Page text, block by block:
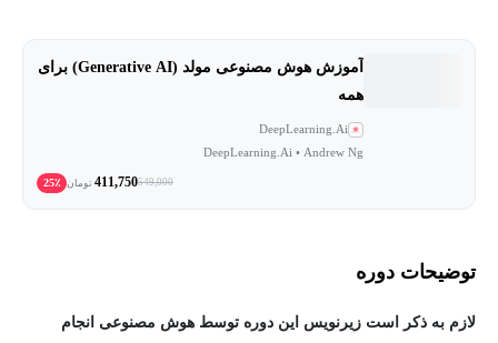
آموزش هوش مصنوعی مولد (Generative AI) برای
همه
DeepLearning.Ai
DeepLearning.Ai • Andrew Ng
549,000
411,750 تومان 25٪
توضیحات دوره
لازم به ذکر است زیرنویس این دوره توسط هوش مصنوعی انجام